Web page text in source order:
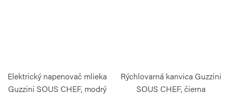
Elektrický napenovač mlieka
Guzzini SOUS CHEF, modrý
Rýchlovarná kanvica Guzzini
SOUS CHEF, čierna